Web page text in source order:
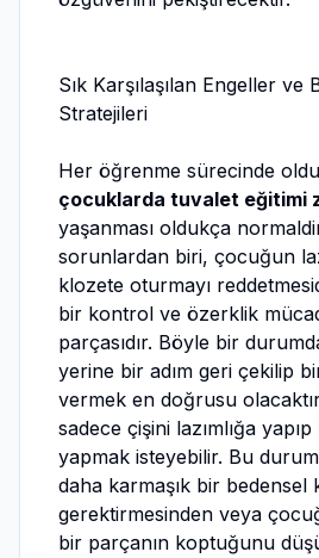
Sık Karşılaşılan Engeller ve
Stratejileri
Her öğrenme sürecinde
çocuklarda tuvalet eğitimi
yaşanması oldukça
sorunlardan biri, çocuğun
klozete oturmayı
bir kontrol ve özerklik
parçasıdır. Böyle bir
yerine bir adım geri çekilip
vermek en doğrusu
sadece çişini lazımlığa yapıp
yapmak isteyebilir. Bu durum,
daha karmaşık bir bedensel
gerektirmesinden veya
bir parçanın koptuğunu